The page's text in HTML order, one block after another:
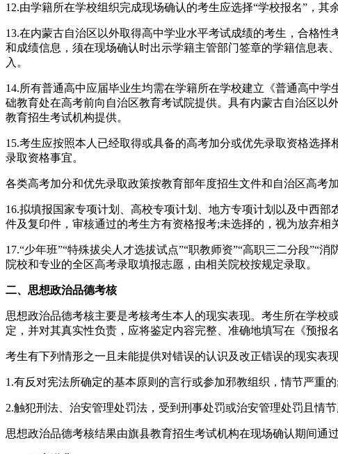
12.由学籍所在学校组织完成现场确认的考生应选择“学校报名”，其
13.在内蒙古自治区以外取得高中学业水平考试成绩的考生，合格
和成绩信息，须在现场确认时出示学籍主管部门签章的学籍信息表
入。
14.所有普通高中应届毕业生均需在学籍所在学校建立《普通高中
础教育处在高考前向自治区教育考试院提供。具有内蒙古自治区以
教育招生考试机构提供。
15.考生应按照本人已经取得或具备的高考加分或优先录取资格选
录取资格事宜。
各类高考加分和优先录取政策按教育部年度招生文件和自治区高考
16.拟填报国家专项计划、高校专项计划、地方专项计划以及中西
件及复印件，审核通过的考生方有资格报考;未选择的，视为放弃相
17.“少年班”“特殊拔尖人才选拔试点”“职教师资”“高职三二分段”“
院校和专业的全区高考录取填报志愿，由相关院校按规定录取。
二、思想政治品德考核
思想政治品德考核主要是考核考生本人的现实表现。考生所在学
定，并对其真实性负责，应将鉴定内容完整、准确地填写在《预报
考生有下列情形之一且未能提供对错误的认识及改正错误的现实表
1.有反对宪法所确定的基本原则的言行或参加邪教组织，情节严重的;
2.触犯刑法、治安管理处罚法，受到刑事处罚或治安管理处罚且情
思想政治品德考核结果由旗县教育招生考试机构在现场确认期间通